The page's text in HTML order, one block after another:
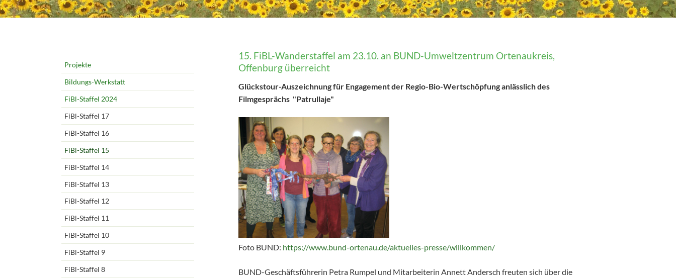
15. FiBL-Wanderstaffel am 23.10. an BUND-Umweltzentrum Ortenaukreis,
Offenburg überreicht
Glückstour-Auszeichnung für Engagement der Regio-Bio-Wertschöpfung anlässlich des
Filmgesprächs "Patrullaje"
Foto BUND: https://www.bund-ortenau.de/aktuelles-presse/willkommen/
BUND-Geschäftsführerin Petra Rumpel und Mitarbeiterin Annett Andersch freuten sich über die
überspringen
Projekte
Bildungs-Werkstatt
FiBl-Staffel 2024
FiBl-Staffel 17
FiBl-Staffel 16
FiBl-Staffel 15
FiBl-Staffel 14
FiBl-Staffel 13
FiBl-Staffel 12
FiBl-Staffel 11
FiBl-Staffel 10
FiBl-Staffel 9
FiBl-Staffel 8